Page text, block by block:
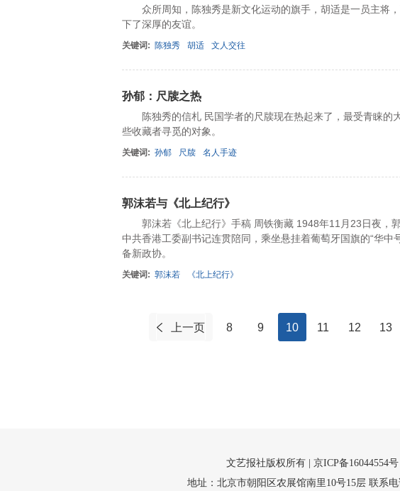
众所周知，陈独秀是新文化运动的旗手，胡适是一员主将
下了深厚的友谊。
关键词: 陈独秀 胡适 文人交往
孙郁：尺牍之热
陈独秀的信札 民国学者的尺牍现在热起来了，最受青睐的
些收藏者寻觅的对象。
关键词: 孙郁 尺牍 名人手迹
郭沫若与《北上纪行》
郭沫若《北上纪行》手稿 周铁衡藏 1948年11月23日夜，
中共香港工委副书记连贯陪同，乘坐悬挂着葡萄牙国旗的“华中
备新政协。
关键词: 郭沫若 《北上纪行》
上一页 8 9 10 11 12 13
文艺报社版权所有 | 京ICP备16044554号
地址：北京市朝阳区农展馆南里10号15层 联系